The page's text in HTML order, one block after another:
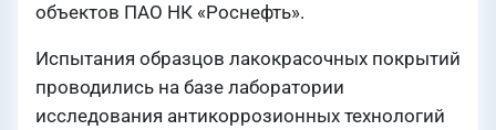
объектов ПАО НК «Роснефть».
Испытания образцов лакокрасочных покрытий
проводились на базе лаборатории
исследования антикоррозионных технологий